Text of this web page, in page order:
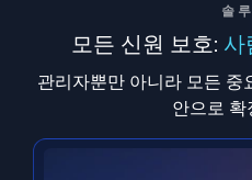
솔
모든 신원 보호: 사
관리자뿐만 아니라 모든 중
안으로 확